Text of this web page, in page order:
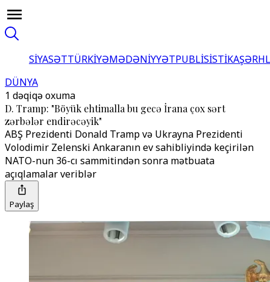
SİYASƏTTÜRKİYƏMƏDƏNİYYƏTPUBLİSİSTİKA
DÜNYA
1 dəqiqə oxuma
D. Tramp: "Böyük ehtimalla bu gecə İrana çox sərt
zərbələr endirəcəyik"
ABŞ Prezidenti Donald Tramp və Ukrayna Prezidenti
Volodimir Zelenski Ankaranın ev sahibliyində keçirilən
NATO-nun 36-cı sammitindən sonra mətbuata
açıqlamalar veriblər
Paylaş